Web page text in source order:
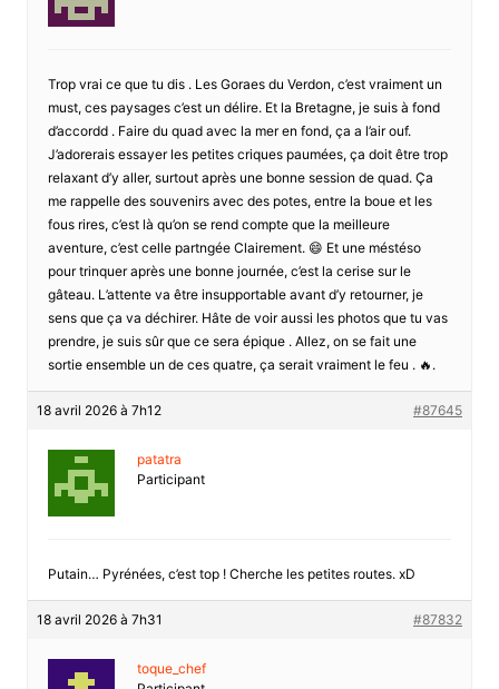
Trop vrai ce que tu dis . Les Goraes du Verdon, c’est vraiment un
must, ces paysages c’est un délire. Et la Bretagne, je suis à fond
d’accordd . Faire du quad avec la mer en fond, ça a l’air ouf.
J’adorerais essayer les petites criques paumées, ça doit être trop
relaxant d’y aller, surtout après une bonne session de quad. Ça
me rappelle des souvenirs avec des potes, entre la boue et les
fous rires, c’est là qu’on se rend compte que la meilleure
aventure, c’est celle partngée Clairement. 😄 Et une méstéso
pour trinquer après une bonne journée, c’est la cerise sur le
gâteau. L’attente va être insupportable avant d’y retourner, je
sens que ça va déchirer. Hâte de voir aussi les photos que tu vas
prendre, je suis sûr que ce sera épique . Allez, on se fait une
sortie ensemble un de ces quatre, ça serait vraiment le feu . 🔥.
18 avril 2026 à 7h12 #87645
patatra
Participant
Putain… Pyrénées, c’est top ! Cherche les petites routes. xD
18 avril 2026 à 7h31 #87832
toque_chef